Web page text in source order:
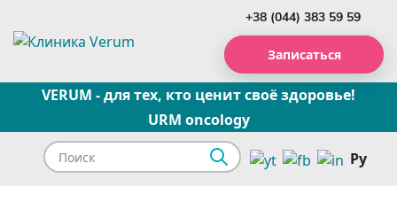
+38 (044) 383 59 59
Записаться
VERUM - для тех, кто ценит своё здоровье!
URM oncology
Ру